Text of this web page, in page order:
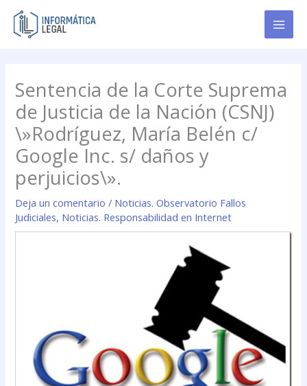
contenido
Sentencia de la Corte Suprema
de Justicia de la Nación (CSNJ)
\»Rodríguez, María Belén c/
Google Inc. s/ daños y
perjuicios\».
Deja un comentario / Noticias. Observatorio Fallos
Judiciales, Noticias. Responsabilidad en Internet